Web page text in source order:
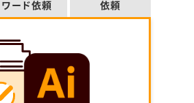
ワード依頼
依頼